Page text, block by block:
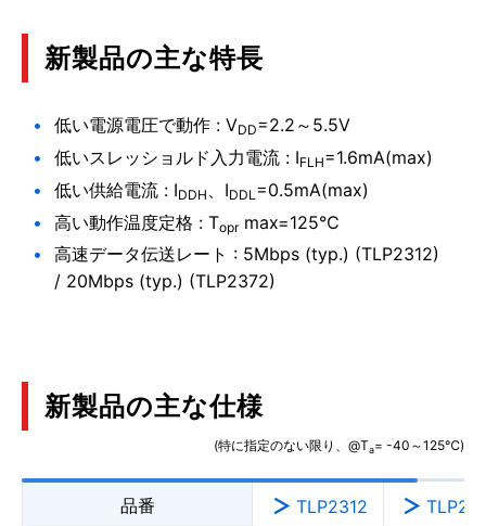
新製品の主な特長
低い電源電圧で動作 : VDD=2.2～5.5V
低いスレッショルド入力電流 : IFLH=1.6mA(max)
低い供給電流 : IDDH 、IDDL =0.5mA(max)
高い動作温度定格 : Toprmax=125℃
高速データ伝送レート : 5Mbps (typ.) (TLP2312)
/ 20Mbps (typ.) (TLP2372)
新製品の主な仕様
(特に指定のない限り、@Ta= -40～125℃)
品番 TLP2312